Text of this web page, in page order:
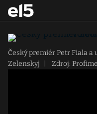
Český premiér Petr Fiala
Zelenskyj
Zdroj: